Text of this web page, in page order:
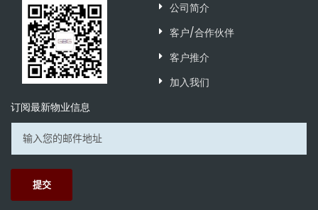
公司简介
客户/合作伙伴
客户推介
加入我们
订阅最新物业信息
提交